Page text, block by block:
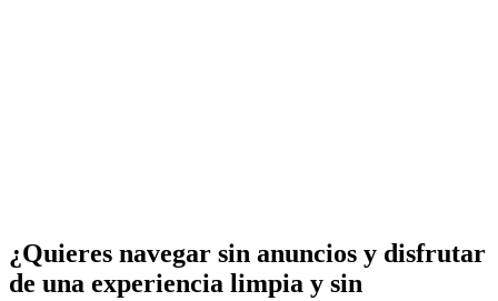
¿Quieres navegar sin anuncios y disfrutar
de una experiencia limpia y sin